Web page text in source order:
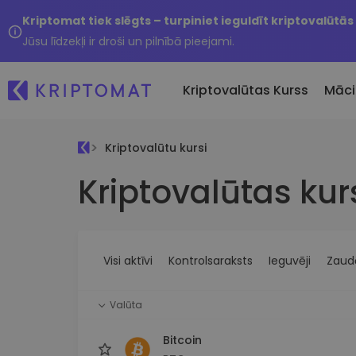
Kriptomat tiek slēgts – turpiniet ieguldīt kriptovalūtās
Jūsu līdzekļi ir droši un pilnībā pieejami.
Kriptovalūtas Kurss
Visas cenas
Vairāk nekā 300 kriptovalūtu Nesen
Pērciet vairāk nekā 300
kriptovalūtas
iespējas
Kriptovalūtu kursi
Kriptovalūtas
Visi aktīvi Kontrolsaraksts Ieguvēji
Valūta
Bitcoin